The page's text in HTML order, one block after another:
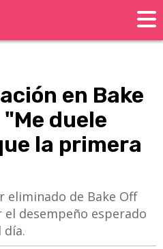
en Bake
duele
la primera
eliminado de Bake Off
desempeño esperado
día.